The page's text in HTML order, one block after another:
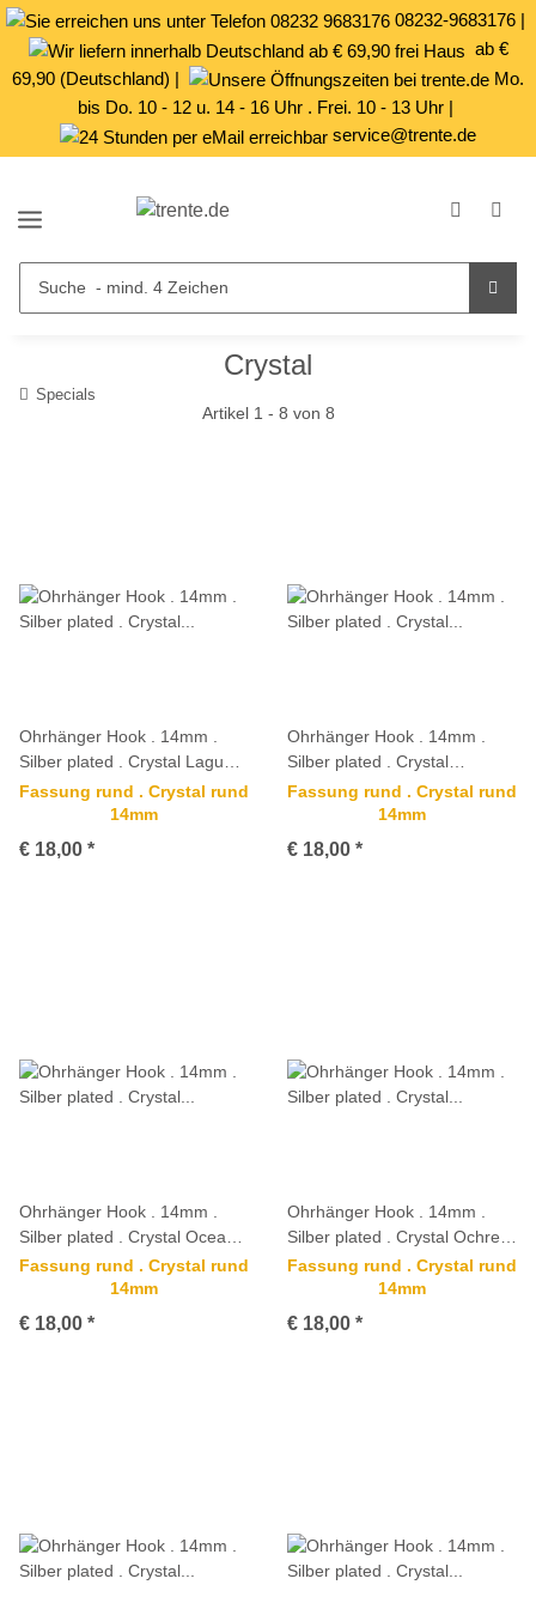
08232-9683176 |
ab €
69,90 (Deutschland) |
Mo.
bis Do. 10 - 12 u. 14 - 16 Uhr . Frei. 10 - 13 Uhr |
service@trente.de
Specials
Crystal
Artikel 1 - 8 von 8
Ohrhänger Hook . 14mm .
Silber plated . Crystal Laguna
Delite
Fassung rund . Crystal rund
14mm
€ 18,00 *
Ohrhänger Hook . 14mm .
Silber plated . Crystal
Lavender Delite
Fassung rund . Crystal rund
14mm
€ 18,00 *
Ohrhänger Hook . 14mm .
Silber plated . Crystal Ocean
Delite
Fassung rund . Crystal rund
14mm
€ 18,00 *
Ohrhänger Hook . 14mm .
Silber plated . Crystal Ochre
Delite
Fassung rund . Crystal rund
14mm
€ 18,00 *